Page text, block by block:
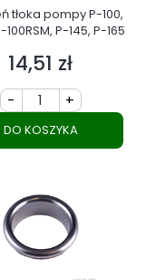
tłoka pompy P-100,
100RSM, P-145, P-165
Cena
14,51 zł
- +
DO KOSZYKA